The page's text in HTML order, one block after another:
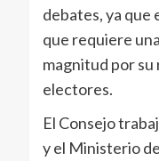
debates, ya
que requiere
magnitud por su
electores.
El Consejo
y el Ministerio